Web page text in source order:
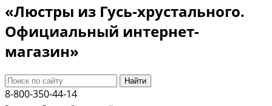
«Люстры из Гусь-хрустального.
Официальный интернет-
магазин»
Найти
8-800-350-44-14